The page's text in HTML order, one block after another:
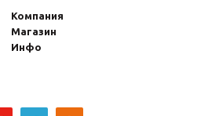
Компания
Магазин
Инфо